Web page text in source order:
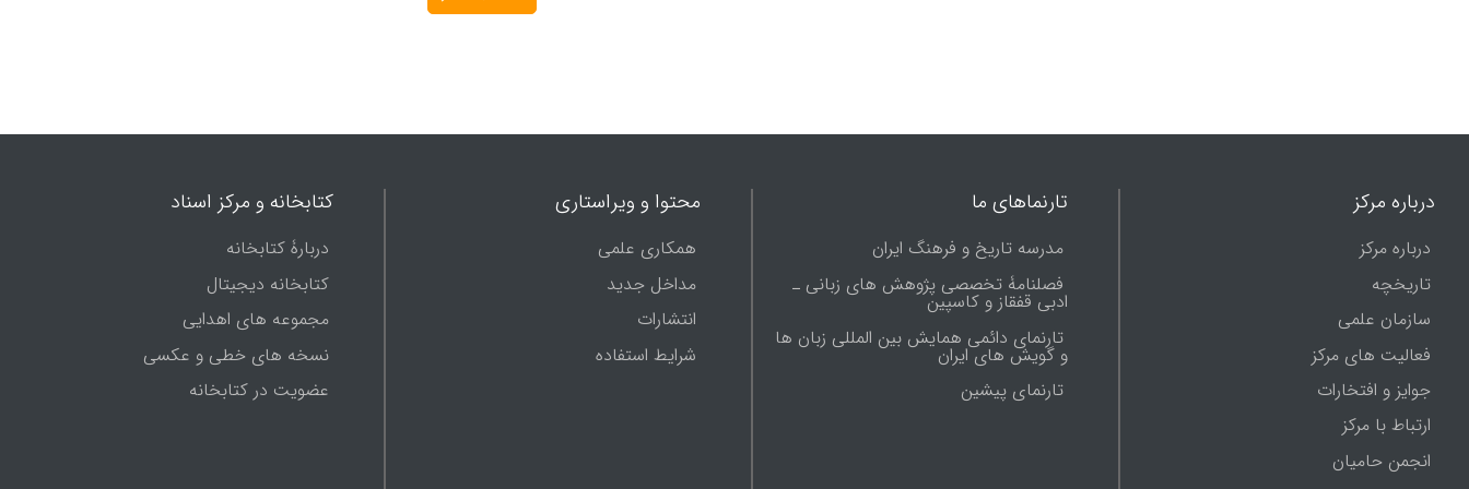
درباره مرکز
درباره مرکز
تاریخچه
سازمان علمی
فعالیت های مرکز
جوایز و افتخارات
ارتباط با مرکز
انجمن حامیان
تارنماهای ما
مدرسه تاریخ و فرهنگ ایران
فصلنامۀ تخصصی پژوهش های زبانی ـ
ادبی قفقاز و کاسپین
تارنمای دائمی همایش بین المللی زبان ها
و گویش های ایران
تارنماى پيشين
محتوا و ویراستاری
همکاری علمی
مداخل جدید
انتشارات
شرایط استفاده
کتابخانه و مرکز اسناد
دربارۀ کتابخانه
کتابخانه دیجیتال
مجموعه های اهدایی
نسخه های خطی و عکسی
عضویت در کتابخانه